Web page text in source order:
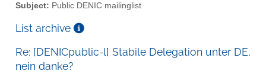
Subject: Public DENIC mailinglist
List archive
Re: [DENICpublic-l] Stabile Delegation unter DE,
nein danke?